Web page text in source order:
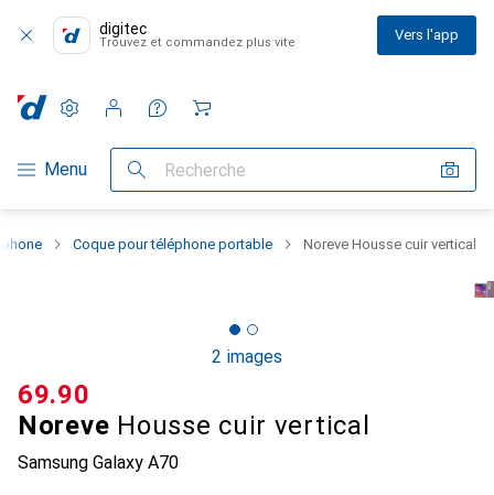
digitec
Trouvez et commandez plus vite Vers l'app
Navigation par catégorie
Menu Recherche
Paramètres
Compte client
Listes de comparaison
Listes d'envies
Panier
Coque pour téléphone portable Noreve Housse cuir vertical
2 images
Noreve Housse cuir vertical
Samsung Galaxy A70
CHF
69.90